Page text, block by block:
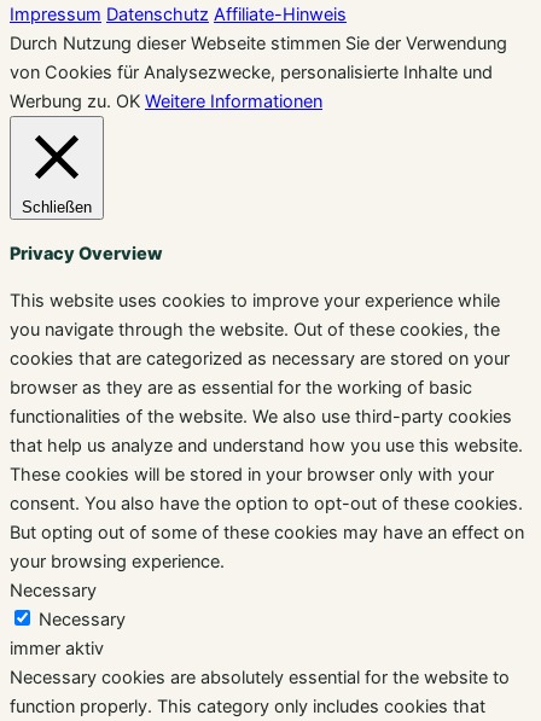
Impressum Datenschutz Affiliate-Hinweis
Durch Nutzung dieser Webseite stimmen Sie der Verwendung
von Cookies für Analysezwecke, personalisierte Inhalte und
Werbung zu. OK Weitere Informationen
Schließen
Privacy Overview
This website uses cookies to improve your experience while
you navigate through the website. Out of these cookies, the
cookies that are categorized as necessary are stored on your
browser as they are as essential for the working of basic
functionalities of the website. We also use third-party cookies
that help us analyze and understand how you use this website.
These cookies will be stored in your browser only with your
consent. You also have the option to opt-out of these cookies.
But opting out of some of these cookies may have an effect on
your browsing experience.
Necessary
Necessary
immer aktiv
Necessary cookies are absolutely essential for the website to
function properly. This category only includes cookies that